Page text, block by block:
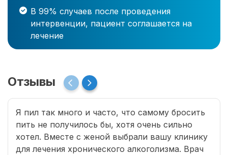
В 99% случаев после проведения
интервенции, пациент соглашается на
лечение
Отзывы
Я пил так много и часто, что самому бросить
пить не получилось бы, хотя очень сильно
хотел. Вместе с женой выбрали вашу клинику
для лечения хронического алкоголизма. Врач